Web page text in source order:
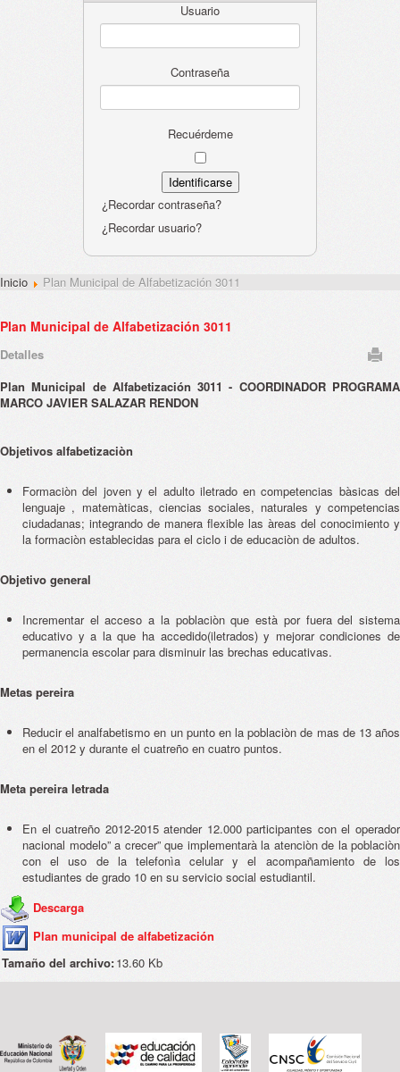
Usuario
Contraseña
Recuérdeme
¿Recordar contraseña?
¿Recordar usuario?
Inicio Plan Municipal de Alfabetización 3011
Plan Municipal de Alfabetización 3011
Detalles
Plan Municipal de Alfabetización 3011 - COORDINADOR PROGRAMA
MARCO JAVIER SALAZAR RENDON
Objetivos alfabetizaciòn
Formaciòn del joven y el adulto iletrado en competencias bàsicas del
lenguaje , matemàticas, ciencias sociales, naturales y competencias
ciudadanas; integrando de manera flexible las àreas del conocimiento y
la formaciòn establecidas para el ciclo i de educaciòn de adultos.
Objetivo general
Incrementar el acceso a la poblaciòn que està por fuera del sistema
educativo y a la que ha accedido(iletrados) y mejorar condiciones de
permanencia escolar para disminuir las brechas educativas.
Metas pereira
Reducir el analfabetismo en un punto en la poblaciòn de mas de 13 años
en el 2012 y durante el cuatreño en cuatro puntos.
Meta pereira letrada
En el cuatreño 2012-2015 atender 12.000 participantes con el operador
nacional modelo” a crecer” que implementarà la atenciòn de la poblaciòn
con el uso de la telefonìa celular y el acompañamiento de los
estudiantes de grado 10 en su servicio social estudiantil.
Descarga
Plan municipal de alfabetización
Tamaño del archivo:13.60 Kb